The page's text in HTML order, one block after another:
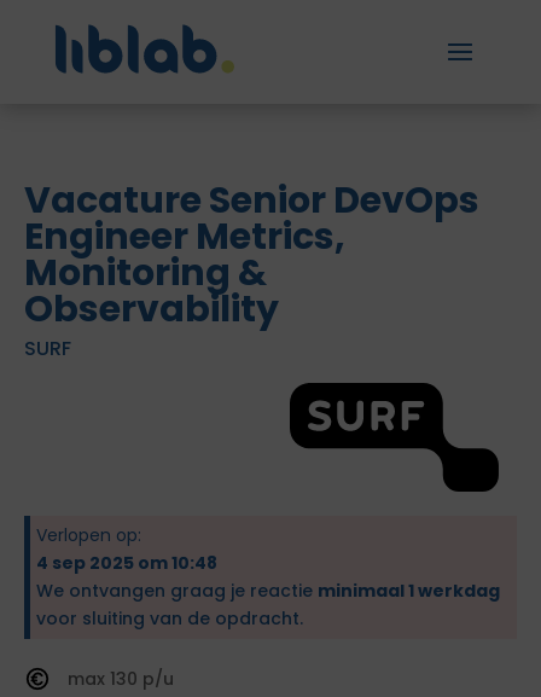
Vacature Senior DevOps
Engineer Metrics,
Monitoring &
Observability
SURF
Verlopen op:
4 sep 2025 om 10:48
We ontvangen graag je reactie minimaal 1 werkdag
voor sluiting van de opdracht.
130